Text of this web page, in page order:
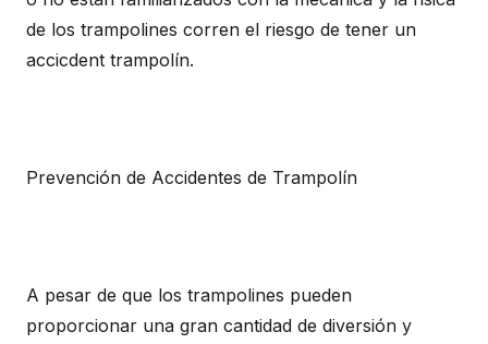
de los trampolines corren el riesgo de tener un
accicdent trampolín.
Prevención de Accidentes de Trampolín
A pesar de que los trampolines pueden
proporcionar una gran cantidad de diversión y